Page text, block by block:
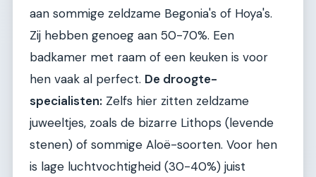
aan sommige zeldzame Begonia's of Hoya's.
Zij hebben genoeg aan 50-70%. Een
badkamer met raam of een keuken is voor
hen vaak al perfect. De droogte-
specialisten: Zelfs hier zitten zeldzame
juweeltjes, zoals de bizarre Lithops (levende
stenen) of sommige Aloë-soorten. Voor hen
is lage luchtvochtigheid (30-40%) juist